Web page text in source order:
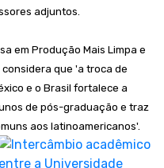
adjuntos.
em Produção Mais Limpa e
que 'a troca de
e o Brasil fortalece a
de pós-graduação e traz
aos latinoamericanos'.